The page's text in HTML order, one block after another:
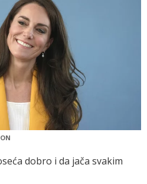
dobro i da jača svakim